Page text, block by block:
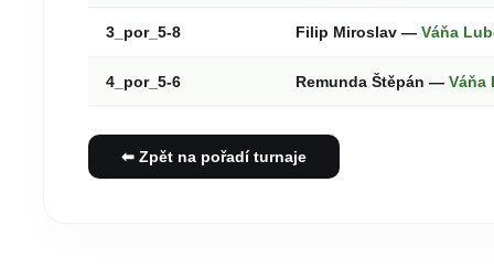
3_por_5-8 Filip Miroslav — Váňa
4_por_5-6 Remunda Štěpán — Váňa
⬅ Zpět na pořadí turnaje